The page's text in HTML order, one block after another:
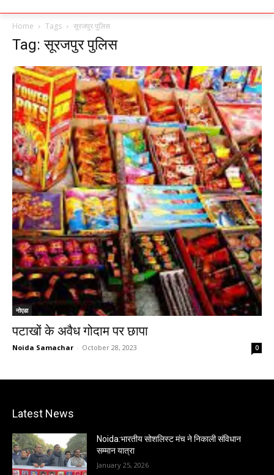
Home Tags सूरजपुर पुलिस
Tag: सूरजपुर पुलिस
नोएडा
पटाखों के अवैध गोदाम पर छापा
Noida Samachar - October 28, 2023 0
Latest News
Noida:भारतीय सोशलिस्ट मंच ने निकाली संविधान
सम्मान यात्रा
January 25, 2026